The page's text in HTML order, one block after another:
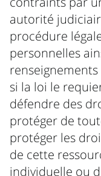
autorité
procédure
personnelles
si la loi le
défendre des
protéger de
protéger les
de cette
individuelle ou